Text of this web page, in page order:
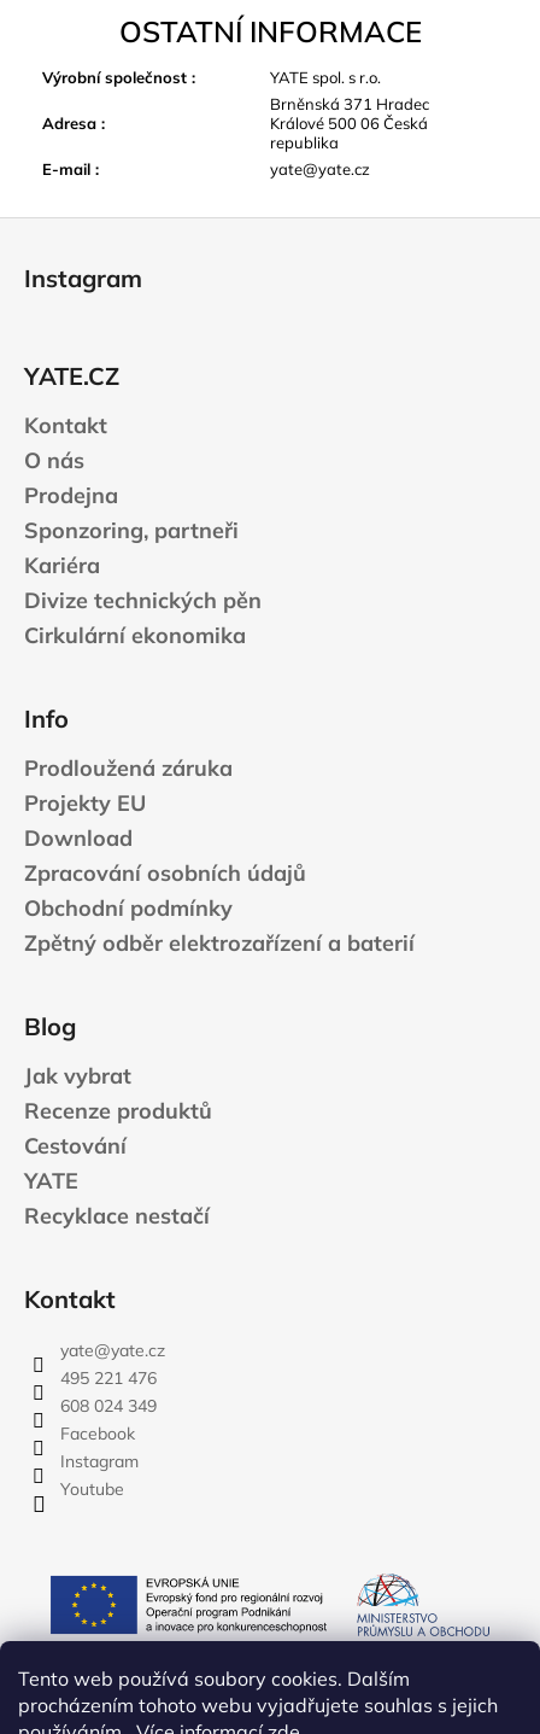
Tento web používá soubory cookies. Dalším
procházením tohoto webu vyjadřujete souhlas s jejich
OSTATNÍ INFORMACE
Výrobní společnost : YATE spol. s r.o.
Adresa :
Brněnská 371 Hradec
Králové 500 06 Česká
republika
E-mail : yate@yate.cz
Instagram
YATE.CZ
Kontakt
O nás
Prodejna
Sponzoring, partneři
Kariéra
Divize technických pěn
Cirkulární ekonomika
Info
Prodloužená záruka
Projekty EU
Download
Zpracování osobních údajů
Obchodní podmínky
Zpětný odběr elektrozařízení a baterií
Blog
Jak vybrat
Recenze produktů
Cestování
YATE
Recyklace nestačí
Kontakt
yate@yate.cz
495 221 476
608 024 349
Facebook
Instagram
Youtube